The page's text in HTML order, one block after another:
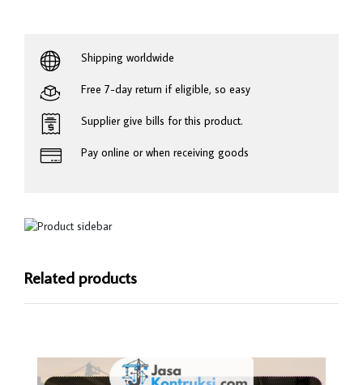
Shipping worldwide
Free 7-day return if eligible, so easy
Supplier give bills for this product.
Pay online or when receiving goods
Related products